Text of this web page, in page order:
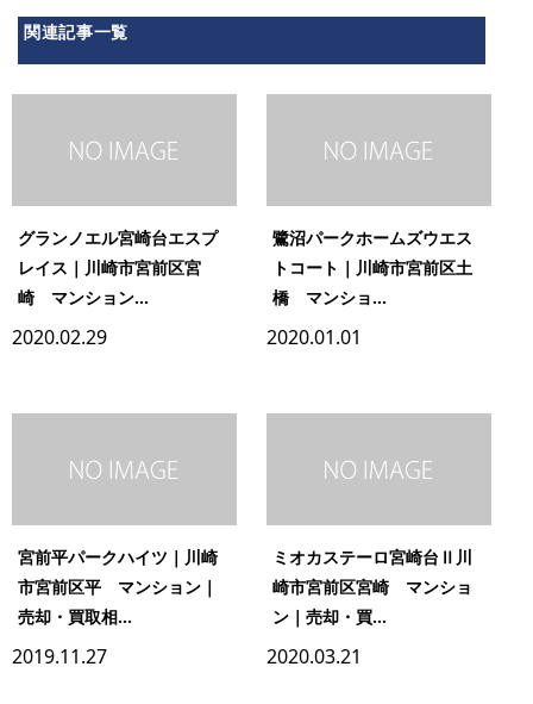
関連記事一覧
グランノエル宮崎台エスプ
レイス｜川崎市宮前区宮
崎 マンション...
2020.02.29
鷺沼パークホームズウエス
トコート｜川崎市宮前区土
橋 マンショ...
2020.01.01
宮前平パークハイツ｜川崎
市宮前区平 マンション｜
売却・買取相...
2019.11.27
ミオカステーロ宮崎台Ⅱ川
崎市宮前区宮崎 マンショ
ン｜売却・買...
2020.03.21